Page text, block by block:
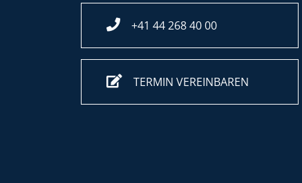
+41 44 268 40 00
TERMIN VEREINBAREN